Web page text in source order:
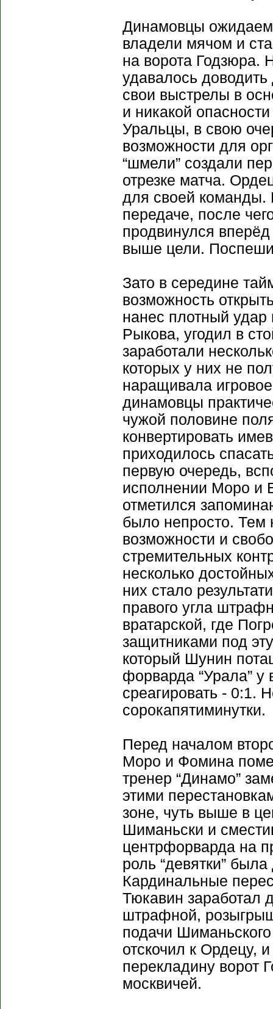
Динамовцы
владели мячом и
на ворота Годзюра.
удавалось
свои выстрелы в
и никакой
Уральцы, в свою
возможности для
“шмели” создали
отрезке матча.
для своей команды.
передаче, после
продвинулся
выше цели.
Зато в середине
возможность
нанес плотный
Рыкова, угодил в
заработали
которых у них не
наращивала
динамовцы
чужой половине
конвертировать
приходилось
первую очередь,
исполнении Моро и
отметился
было непросто. Тем
возможности и
стремительных
несколько
них стало
правого угла
вратарской, где
защитниками под
который Шунин
форварда “Урала” у
среагировать - 0:1.
сорокапятиминутки.
Перед началом
Моро и Фомина
тренер “Динамо”
этими
зоне, чуть выше в
Шиманьски и
центрфорварда на
роль “девятки”
Кардинальные
Тюкавин заработал
штрафной,
подачи
отскочил к Ордецу,
перекладину ворот
москвичей.